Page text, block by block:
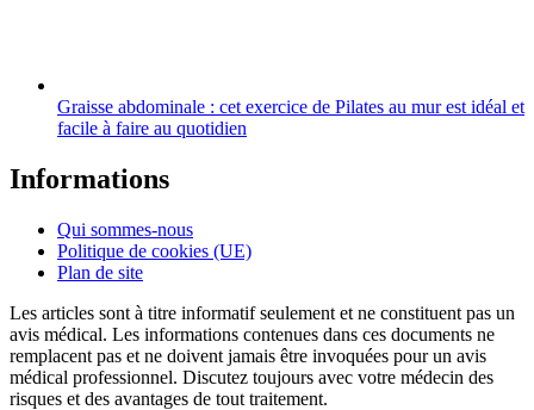
Graisse abdominale : cet exercice de Pilates au mur est idéal et
facile à faire au quotidien
Informations
Qui sommes-nous
Politique de cookies (UE)
Plan de site
Les articles sont à titre informatif seulement et ne constituent pas un
avis médical. Les informations contenues dans ces documents ne
remplacent pas et ne doivent jamais être invoquées pour un avis
médical professionnel. Discutez toujours avec votre médecin des
risques et des avantages de tout traitement.